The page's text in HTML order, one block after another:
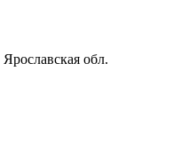
обл.